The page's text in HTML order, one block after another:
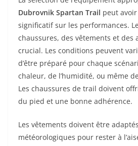
Dubrovnik Spartan Trail peut
significatif sur les performances.
chaussures, des vêtements et des
crucial. Les conditions peuvent
d’être préparé pour chaque
chaleur, de l’humidité, ou même
Les chaussures de trail doivent
du pied et une bonne adhérence.
Les vêtements doivent être
météorologiques pour rester à